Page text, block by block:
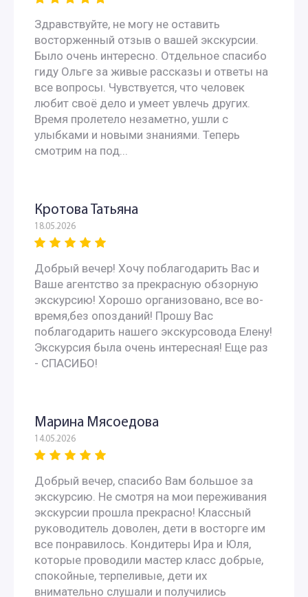
Здравствуйте, не могу не оставить
восторженный отзыв о вашей экскурсии.
Было очень интересно. Отдельное спасибо
гиду Ольге за живые рассказы и ответы на
все вопросы. Чувствуется, что человек
любит своё дело и умеет увлечь других.
Время пролетело незаметно, ушли с
улыбками и новыми знаниями. Теперь
смотрим на под...
Кротова Татьяна
18.05.2026
Добрый вечер! Хочу поблагодарить Вас и
Ваше агентство за прекрасную обзорную
экскурсию! Хорошо организовано, все во-
время,без опозданий! Прошу Вас
поблагодарить нашего экскурсовода Елену!
Экскурсия была очень интересная! Еще раз
- СПАСИБО!
Марина Мясоедова
14.05.2026
Добрый вечер, спасибо Вам большое за
экскурсию. Не смотря на мои переживания
экскурсии прошла прекрасно! Классный
руководитель доволен, дети в восторге им
все понравилось. Кондитеры Ира и Юля,
которые проводили мастер класс добрые,
спокойные, терпеливые, дети их
внимательно слушали и получились